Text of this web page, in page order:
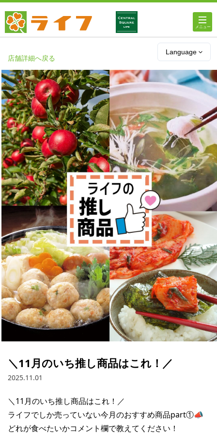
Language
店舗・チラシ情報
ライフのオンラインストア
ライフネットスーパー
企業情報
IR情報
採用情報
お問い合わせ
Contact us in English
店舗詳細へ戻る
＼11月のいち推し商品はこれ！／
2025.11.01
＼11月のいち推し商品はこれ！／
ライフでしか売っていない今月のおすすめ商品part①📣
どれが食べたいかコメント欄で教えてください！